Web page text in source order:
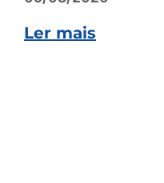
Ler mais